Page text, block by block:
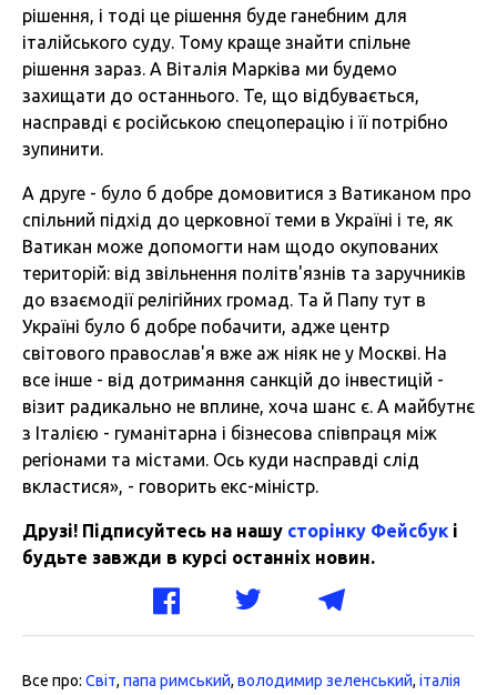
рішення, і тоді це рішення буде ганебним для
італійського суду. Тому краще знайти спільне
рішення зараз. А Віталія Марківа ми будемо
захищати до останнього. Те, що відбувається,
насправді є російською спецоперацію і її потрібно
зупинити.
А друге - було б добре домовитися з Ватиканом про
спільний підхід до церковної теми в Україні і те, як
Ватикан може допомогти нам щодо окупованих
територій: від звільнення політв'язнів та заручників
до взаємодії релігійних громад. Та й Папу тут в
Україні було б добре побачити, адже центр
світового православ'я вже аж ніяк не у Москві. На
все інше - від дотримання санкцій до інвестицій -
візит радикально не вплине, хоча шанс є. А майбутнє
з Італією - гуманітарна і бізнесова співпраця між
регіонами та містами. Ось куди насправді слід
вкластися», - говорить екс-міністр.
Друзі! Підписуйтесь на нашу сторінку Фейсбук і
будьте завжди в курсі останніх новин.
Все про: Світ, папа римський, володимир зеленський, італія